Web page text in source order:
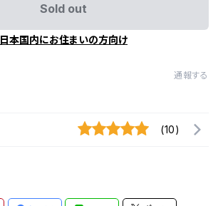
Sold out
日本国内にお住まいの方向け
通報する
(10)